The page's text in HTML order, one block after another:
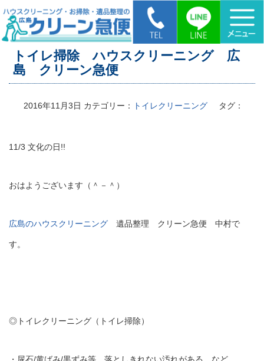
HOME > トイレ掃除 ハウスクリーニング 広島 クリーン急便
トイレ掃除 ハウスクリーニング 広
島 クリーン急便
2016年11月3日 カテゴリー： トイレクリーニング タグ：
11/3 文化の日!!
おはようございます（＾－＾）
広島のハウスクリーニング 遺品整理 クリーン急便 中村で
す。
◎トイレクリーニング（トイレ掃除）